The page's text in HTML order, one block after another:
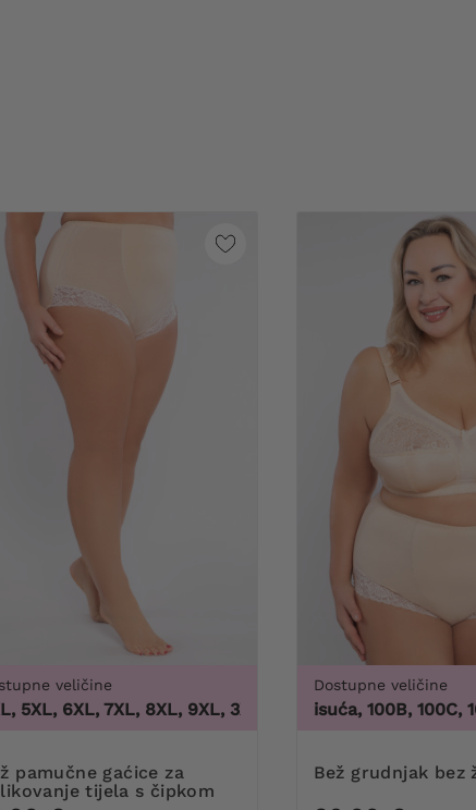
veličine
6XL, 7XL, 8XL, 9XL ,3XL, 4XL, 5XL, 6XL, 7XL, 8XL,
tijela s čipkom
Dostupne veličine
100 tisuća, 100B, 100C, 100D,
Bež grudnjak bez